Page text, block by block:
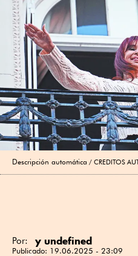
Descripción automática CREDITOS
Por: y undefined
Publicado: 19.06.2025 - 23:09